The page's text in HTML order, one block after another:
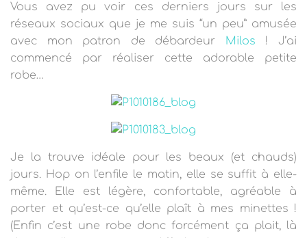
I
O
N
Vous avez pu voir ces derniers jours sur les
réseaux sociaux que je me suis “un peu” amusée
avec mon patron de débardeur
Milos ! J’ai
commencé par réaliser cette adorable petite
robe…
Je la trouve idéale pour les beaux (et chauds)
jours. Hop on l’enfile le matin, elle se suffit à elle-
même. Elle est légère, confortable, agréable à
porter et qu’est-ce qu’elle plaît à mes minettes !
(Enfin c’est une robe donc forcément ça plait, là